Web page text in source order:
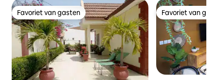
Favoriet van gasten
Favoriet van gasten Favoriet van
Favoriet van